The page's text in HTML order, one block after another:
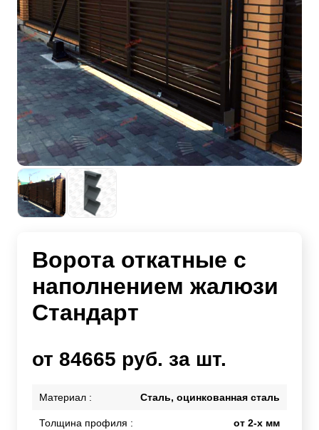
Ворота откатные с
наполнением жалюзи
Стандарт
от 84665 руб. за шт.
Материал : Сталь, оцинкованная сталь
Толщина профиля : от 2-х мм